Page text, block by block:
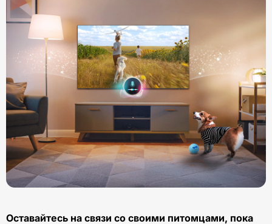
Оставайтесь на связи со своими питомцами, пока